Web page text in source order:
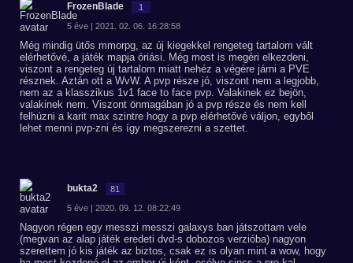
FrozenBlade 1
5 éve | 2021. 02. 06. 16:28:58
Még mindig ütős mmorpg, az új kiegekkel rengeteg tartalom vált
elérhetővé, a játék mapja óriási. Még most is megéri elkezdeni,
viszont a rengeteg új tartalom miatt nehéz a végére járni a PVE
résznek. Aztán ott a WvW. A pvp része jó, viszont nem a legjobb,
nem az a klasszikus 1v1 face to face pvp. Valakinek ez bejön,
valakinek nem. Viszont önmagában jó a pvp része és nem kell
felhúzni a karit max szintre hogy a pvp elérhetővé váljon, egyből
lehet menni pvp-zni és így megszerezni a szettet.
bukta2 81
5 éve | 2020. 09. 12. 08:22:49
Nagyon régen egy messzi messzi galaxys ban játszottam vele
(megvan az alap játék eredeti dvd-s dobozos verzióba) nagyon
szerettem jó kis játék az biztos, csak ez is olyan mint a wow, hogy